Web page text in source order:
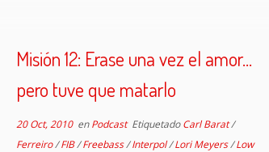
Misión 12: Erase una vez el amor…
pero tuve que matarlo
20 Oct, 2010enPodcast EtiquetadoCarl Barat/
Ferreiro/FIB/Freebass/Interpol/Lori Meyers/Low